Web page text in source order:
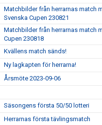
Matchbilder från herrarnas match
Svenska Cupen 230821
Matchbilder från herrarnas match
Cupen 230818
Kvällens match sänds!
Ny lagkapten för herrarna!
Årsmöte 2023-09-06
Säsongens första 50/50 lotteri
Herrarnas första tävlingsmatch